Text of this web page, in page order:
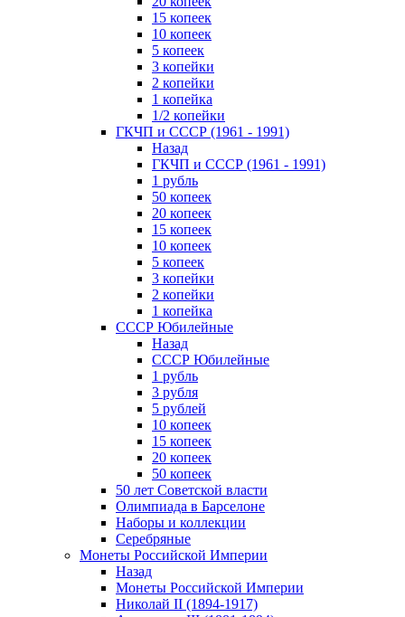
15 копеек
10 копеек
5 копеек
3 копейки
2 копейки
1 копейка
1/2 копейки
ГКЧП и СССР (1961 - 1991)
Назад
ГКЧП и СССР (1961 - 1991)
1 рубль
50 копеек
20 копеек
15 копеек
10 копеек
5 копеек
3 копейки
2 копейки
1 копейка
СССР Юбилейные
Назад
СССР Юбилейные
1 рубль
3 рубля
5 рублей
10 копеек
15 копеек
20 копеек
50 копеек
50 лет Советской власти
Олимпиада в Барселоне
Наборы и коллекции
Серебряные
Монеты Российской Империи
Назад
Монеты Российской Империи
Николай II (1894-1917)